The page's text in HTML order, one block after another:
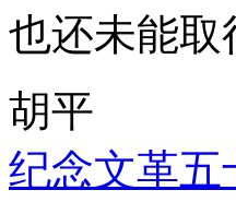
也还未能取
胡平
纪念文革五